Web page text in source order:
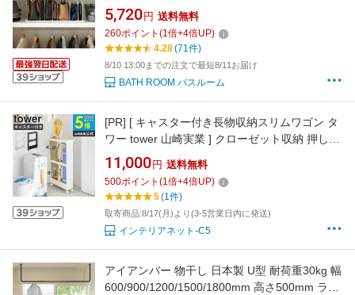
式 ブラック ホワイト 4956 4957 バッグ 収納ス
タンド スタンド 立てる 収納 整理用品 クローゼ
ット 押入れ 鞄 型崩れ防止 仕切り 省スペース
リビング おしゃれ シンプル YAMAZAKI
5,720 円 送料無料
260ポイント (1倍+4倍UP)
4.28(71件)
8/10 13:00までの注文で最短8/11お届け
BATH ROOM バスルーム
[PR] [ キャスター付き長物収納スリムワゴン タ
ワー tower 山崎実業 ] クローゼット収納 押し入
れ収納 ラック ワゴン キャスター付き 収納 すき
間収納 掃除道具 ラケット スケートボード スケ
ボー バッド ラクロス ポスター ヨガマット
1713 1714 Netc5
11,000 円 送料無料
500ポイント (1倍+4倍UP)
5(1件)
取寄商品:8/17(月)より(3-5営業日内に発送)
インテリアネット-C5
アイアンバー 物干し 日本製 U型 耐荷重30kg 幅
600/900/1200/1500/1800mm 高さ500mm ラン